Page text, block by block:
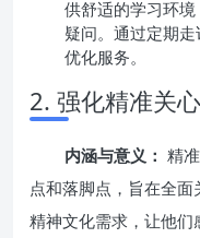
供舒适的学习环
疑问。通过定期
优化服务。
2. 强化精准关
内涵与意义： 精
点和落脚点，旨在全面
精神文化需求，让他